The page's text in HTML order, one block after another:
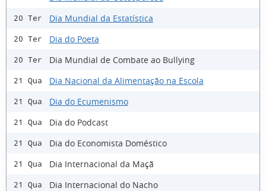
20 Ter Dia Mundial da Estatística
20 Ter Dia do Poeta
20 Ter Dia Mundial de Combate ao Bullying
21 Qua Dia Nacional da Alimentação na Escola
21 Qua Dia do Ecumenismo
21 Qua Dia do Podcast
21 Qua Dia do Economista Doméstico
21 Qua Dia Internacional da Maçã
21 Qua Dia Internacional do Nacho